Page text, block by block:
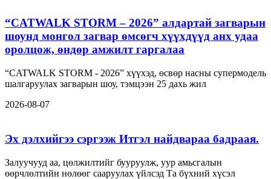
“CATWALK STORM – 2026” алдартай загварын
шоунд монгол загвар өмсөгч хүүхдүүд анх удаа
оролцож, өндөр амжилт гаргалаа
“CATWALK STORM - 2026” хүүхэд, өсвөр насны супермодель
шалгаруулах загварын шоу, тэмцээн 25 дахь жил
2026-08-07
Эх дэлхийгээ сэргээж Итгэл найдвараа бадраая.
Залуучууд аа, цөлжилтийг бууруулж, уур амьсгалын
өөрчлөлтийн нөлөөг сааруулах үйлсэд Та бүхний хүсэл